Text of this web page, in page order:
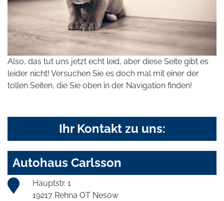
Also, das tut uns jetzt echt leid, aber diese Seite gibt es
leider nicht! Versuchen Sie es doch mal mit einer der
tollen Seiten, die Sie oben in der Navigation finden!
Ihr Kontakt zu uns:
Autohaus Carlsson
Hauptstr. 1
19217 Rehna OT Nesow